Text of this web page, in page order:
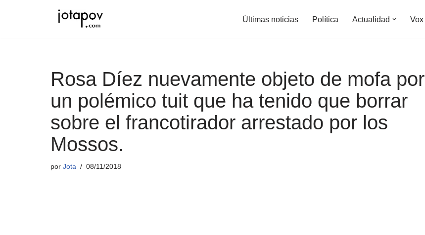
Últimas noticias Política Actualidad Vox
Rosa Díez nuevamente objeto de mofa por
un polémico tuit que ha tenido que borrar
sobre el francotirador arrestado por los
Mossos.
por Jota 08/11/2018